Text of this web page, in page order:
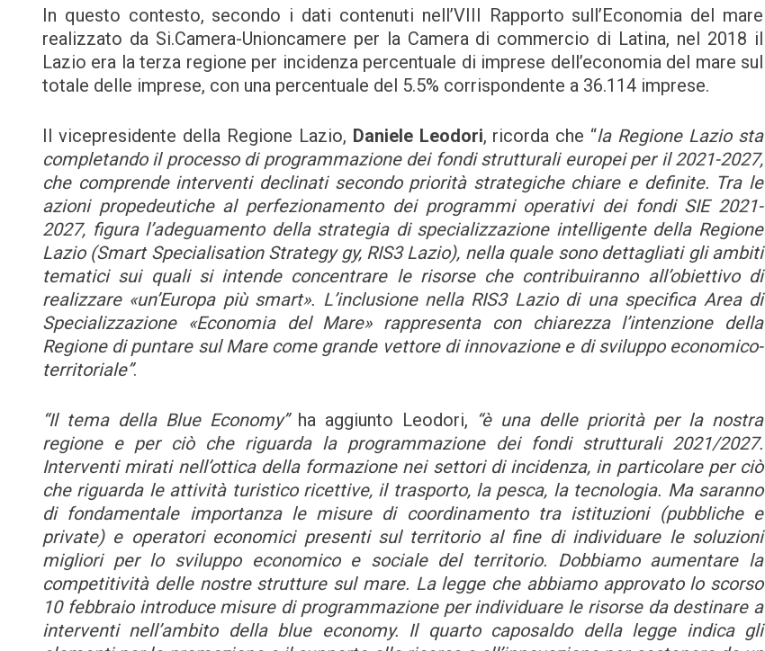
In questo contesto, secondo i dati contenuti nell’VIII Rapporto sull’Economia del mare
realizzato da Si.Camera-Unioncamere per la Camera di commercio di Latina, nel 2018 il
Lazio era la terza regione per incidenza percentuale di imprese dell’economia del mare sul
totale delle imprese, con una percentuale del 5.5% corrispondente a 36.114 imprese.
Il vicepresidente della Regione Lazio, Daniele Leodori, ricorda che “la Regione Lazio sta
completando il processo di programmazione dei fondi strutturali europei per il 2021-2027,
che comprende interventi declinati secondo priorità strategiche chiare e definite. Tra le
azioni propedeutiche al perfezionamento dei programmi operativi dei fondi SIE 2021-
2027, figura l’adeguamento della strategia di specializzazione intelligente della Regione
Lazio (Smart Specialisation Strategy gy, RIS3 Lazio), nella quale sono dettagliati gli ambiti
tematici sui quali si intende concentrare le risorse che contribuiranno all’obiettivo di
realizzare «un’Europa più smart». L’inclusione nella RIS3 Lazio di una specifica Area di
Specializzazione «Economia del Mare» rappresenta con chiarezza l’intenzione della
Regione di puntare sul Mare come grande vettore di innovazione e di sviluppo economico-
territoriale”.
“Il tema della Blue Economy”ha aggiunto Leodori, “è una delle priorità per la nostra
regione e per ciò che riguarda la programmazione dei fondi strutturali 2021/2027.
Interventi mirati nell’ottica della formazione nei settori di incidenza, in particolare per ciò
che riguarda le attività turistico ricettive, il trasporto, la pesca, la tecnologia. Ma saranno
di fondamentale importanza le misure di coordinamento tra istituzioni (pubbliche e
private) e operatori economici presenti sul territorio al fine di individuare le soluzioni
migliori per lo sviluppo economico e sociale del territorio. Dobbiamo aumentare la
competitività delle nostre strutture sul mare. La legge che abbiamo approvato lo scorso
10 febbraio introduce misure di programmazione per individuare le risorse da destinare a
interventi nell’ambito della blue economy. Il quarto caposaldo della legge indica gli